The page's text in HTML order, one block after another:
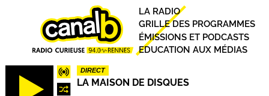
DIRECT
LA MAISON DE DISQUES
Principal
LA RADIO
GRILLE DES PROGRAMMES
ÉMISSIONS ET PODCASTS
EDUCATION AUX MÉDIAS